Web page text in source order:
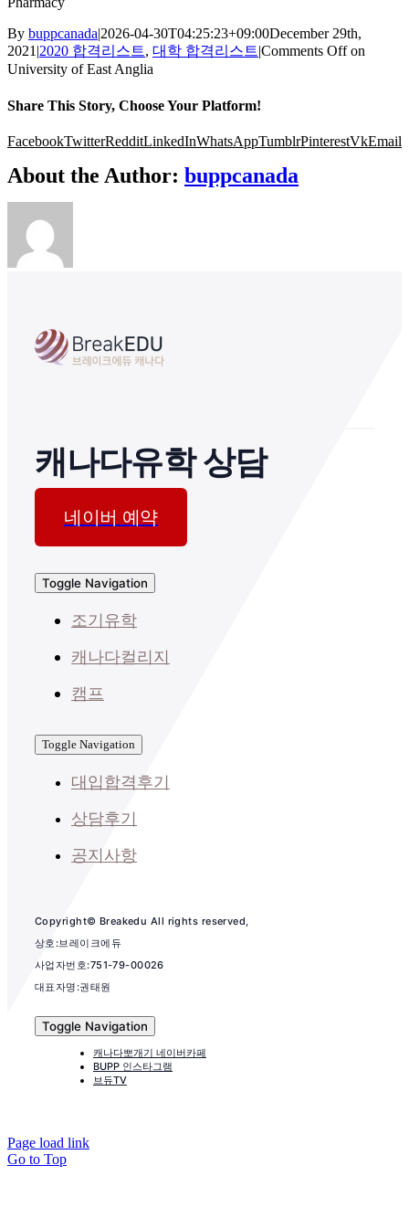
By buppcanada|2026-04-30T04:25:23+09:00December 29th,
2021|2020 합격리스트, 대학 합격리스트|Comments Offon
University of East Anglia
Share This Story, Choose Your Platform!
FacebookTwitterRedditLinkedInWhatsAppTumblrPinterestVkEmail
About the Author: buppcanada
캐나다유학 상담
네이버 예약
Toggle Navigation
조기유학
캐나다컬리지
캠프
Toggle Navigation
대입합격후기
상담후기
공지사항
Copyright© Breakedu All rights reserved,
상호:브레이크에듀
사업자번호:751-79-00026
대표자명:권태원
Toggle Navigation
캐나다뽀개기 네이버카페
BUPP 인스타그램
브듀TV
Page load link
Go to Top